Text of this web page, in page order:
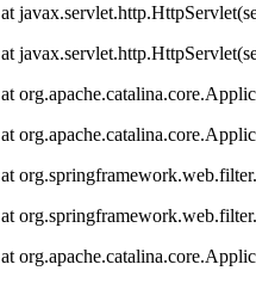
at
at
at
at
at
at
at